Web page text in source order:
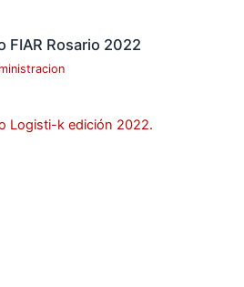
FIAR Rosario 2022